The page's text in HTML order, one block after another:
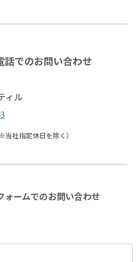
でのお問い合わせ
ティル
当社指定休日を除く）
ームでのお問い合わせ